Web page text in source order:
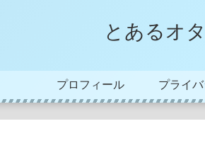
とあるオ
プロフィール プライ